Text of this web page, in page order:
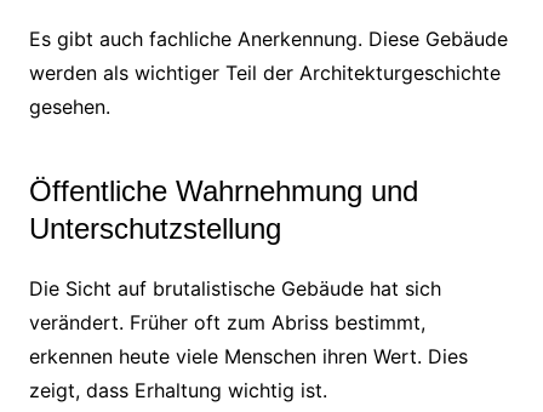
Es gibt auch fachliche Anerkennung. Diese Gebäude
werden als wichtiger Teil der Architekturgeschichte
gesehen.
Öffentliche Wahrnehmung und
Unterschutzstellung
Die Sicht auf brutalistische Gebäude hat sich
verändert. Früher oft zum Abriss bestimmt,
erkennen heute viele Menschen ihren Wert. Dies
zeigt, dass Erhaltung wichtig ist.